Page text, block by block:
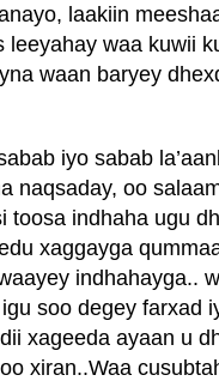
laakiin
leeyahay waa kuwii
waan baryey
iyo sabab
naqsaday, oo
toosa indhaha ugu
xaggayga
indhahayga..
soo degey farxad
xageeda ayaan u
xiran..Waa